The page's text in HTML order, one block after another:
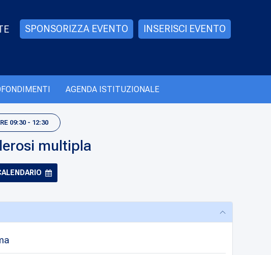
SPONSORIZZA EVENTO INSERISCI EVENTO
AGENDA ISTITUZIONALE
09:30 - 12:30
multipla